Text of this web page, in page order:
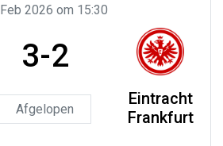
2026 om 15:30
3-2
Afgelopen
Eintracht
Frankfurt